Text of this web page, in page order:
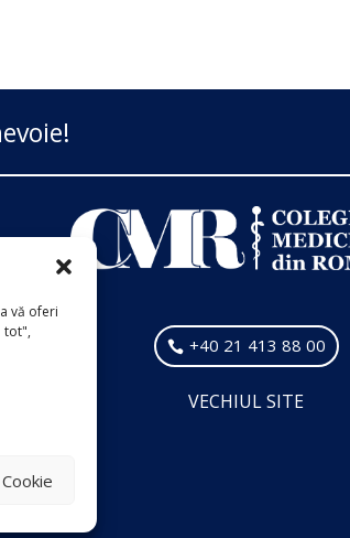
vă oferi
tot",
+40 21 413 88 00
VECHIUL SITE